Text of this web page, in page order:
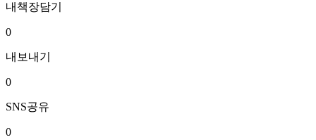
내책장담기
0
내보내기
0
SNS공유
0